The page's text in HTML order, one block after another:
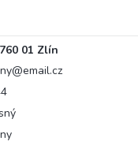
01 Zlín
@email.cz